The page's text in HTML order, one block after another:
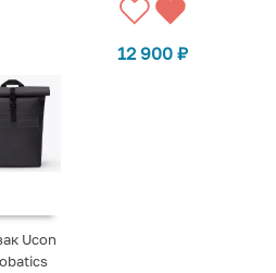
12 900 ₽
Ucon